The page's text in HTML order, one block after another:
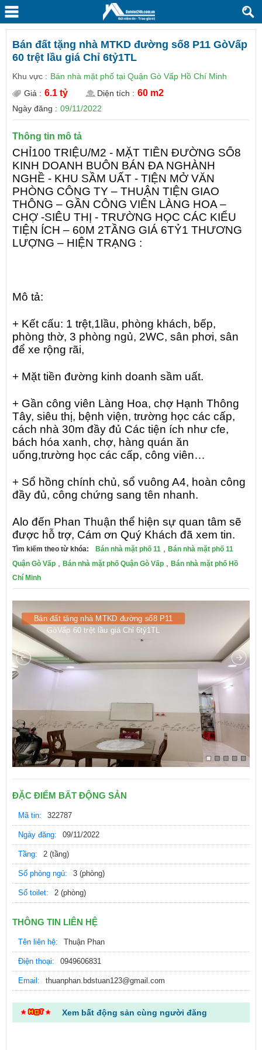
Bán đất tặng nhà MTKD đường số8 P11 GòVấp
60 trệt lầu giá Chỉ 6tỷ1TL
Khu vực : Bán nhà mặt phố tại Quận Gò Vấp Hồ Chí Minh
Giá : 6.1 tỷ Diện tích : 60 m2
Ngày đăng : 09/11/2022
Thông tin mô tả
CHỈ100 TRIỆU/M2 - MẶT TIỀN ĐƯỜNG SỐ8
KINH DOANH BUÔN BÁN ĐA NGHÀNH
NGHỀ - KHU SẦM UẤT - TIỆN MỞ VĂN
PHÒNG CÔNG TY – THUẬN TIỆN GIAO
THÔNG – GẦN CÔNG VIÊN LÀNG HOA –
CHỢ -SIÊU THỊ - TRƯỜNG HỌC CÁC KIỂU
TIỆN ÍCH – 60M 2TẦNG GIÁ 6TỶ1 THƯƠNG
LƯỢNG – HIỆN TRẠNG :
Mô tả:
+ Kết cấu: 1 trệt,1lầu, phòng khách, bếp,
phòng thờ, 3 phòng ngủ, 2WC, sân phơi, sân
để xe rộng rãi,
+ Mặt tiền đường kinh doanh sầm uất.
+ Gần công viên Làng Hoa, chợ Hạnh Thông
Tây, siêu thị, bệnh viện, trường học các cấp,
cách nhà 30m đầy đủ Các tiện ích như cfe,
bách hóa xanh, chợ, hàng quán ăn
uống,trường học các cấp, công viên…
+ Sổ hồng chính chủ, sổ vuông A4, hoàn công
đầy đủ, công chứng sang tên nhanh.
Alo đến Phan Thuận thể hiện sự quan tâm sẽ
được hỗ trợ, Cám ơn Quý Khách đã xem tin.
Tìm kiếm theo từ khóa: Bán nhà mặt phố 11
Bán nhà mặt phố 11
Quận Gò Vấp
Bán nhà mặt phố Quận Gò Vấp
Bán nhà mặt phố Hồ
Chí Minh
Bán đất tặng nhà MTKD đường số8 P11
ĐẶC ĐIỂM BẤT ĐỘNG SẢN
Mã tin: 322787
Ngày đăng: 09/11/2022
Tầng: 2 (tầng)
Số phòng ngủ: 3 (phòng)
Số toilet: 2 (phòng)
THÔNG TIN LIÊN HỆ
Tên liên hệ: Thuận Phan
Điện thoại: 0949606831
Email: thuanphan.bdstuan123@gmail.com
Xem bất động sản cùng người đăng